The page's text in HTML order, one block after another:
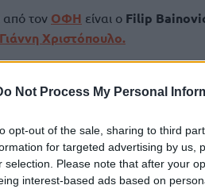
Not Process My Personal
opt-out of the sale, sharing to third
for targeted advertising by us,
selection. Please note that after your
interest-based ads based on
από τον ΟΦΗ είναι ο Filip
Γιάννη Χριστόπουλο.
της συνεργασίας με τον
μας σημαδεύτηκε από δύσκολες
του 2024, γεγονός που δεν